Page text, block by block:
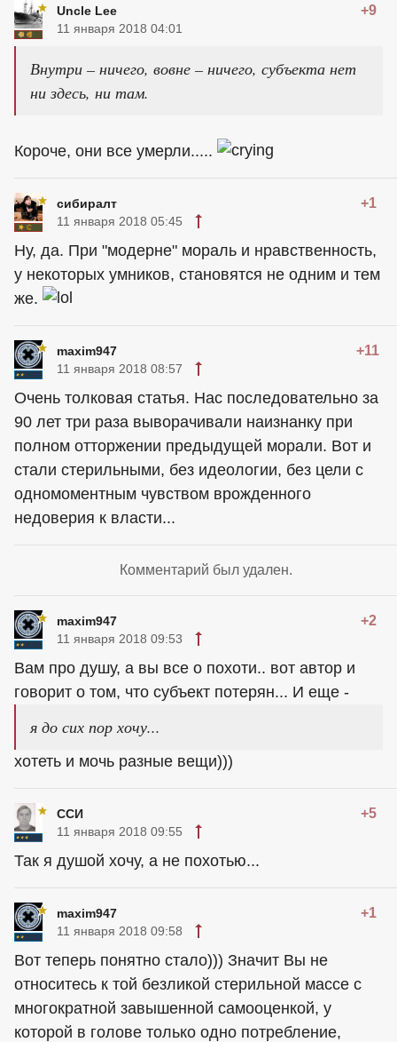
Uncle Lee +9
11 января 2018 04:01
Внутри – ничего, вовне – ничего, субъекта нет
ни здесь, ни там.
Короче, они все умерли.....
сибиралт +1
11 января 2018 05:45
Ну, да. При "модерне" мораль и нравственность,
у некоторых умников, становятся не одним и тем
же.
maxim947 +11
11 января 2018 08:57
Очень толковая статья. Нас последовательно за
90 лет три раза выворачивали наизнанку при
полном отторжении предыдущей морали. Вот и
стали стерильными, без идеологии, без цели с
одномоментным чувством врожденного
недоверия к власти...
Комментарий был удален.
maxim947 +2
11 января 2018 09:53
Вам про душу, а вы все о похоти.. вот автор и
говорит о том, что субъект потерян... И еще -
я до сих пор хочу...
хотеть и мочь разные вещи)))
ССИ +5
11 января 2018 09:55
Так я душой хочу, а не похотью...
maxim947 +1
11 января 2018 09:58
Вот теперь понятно стало))) Значит Вы не
относитесь к той безликой стерильной массе с
многократной завышенной самооценкой, у
которой в голове только одно потребление,